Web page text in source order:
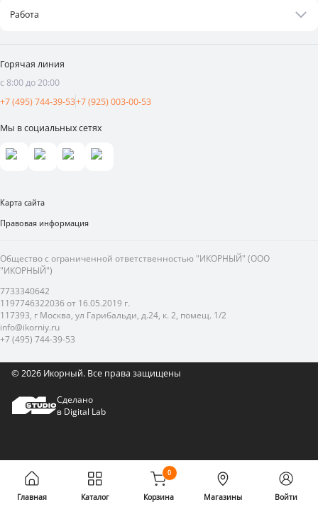
Статьи
Видеоотзывы
Поставщикам
Аренда площадей
Реклама и продвижение
Работа
Вакансии
Мы в социальных сетях
Горячая линия
с 8:00 до 20:00
+7 (495) 744-39-53+7 (925) 003-00-53
Карта сайта
Правовая информация
Общество с ограниченной ответственностью "ИКОРНЫЙ" (ООО
"ИКОРНЫЙ")
7733340642
1197746322036 от 16.05.2019 г.
117393, г Москва, ул Гарибальди, д.24, к. 2, помещ. 1/2
info@ikorniy.ru
+7 (495) 744-39-53
© 2026 Икорный. Все права защищены
Сделано
в Digital Lab
Главная Каталог
0
Корзина Магазины Войти